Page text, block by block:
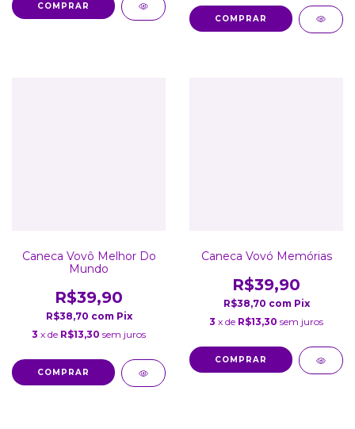
COMPRAR
COMPRAR
Caneca Vovô Melhor Do
Mundo
R$39,90
R$38,70 com Pix
3 x de R$13,30 sem juros
COMPRAR
Caneca Vovó Memórias
R$39,90
R$38,70 com Pix
3 x de R$13,30 sem juros
COMPRAR